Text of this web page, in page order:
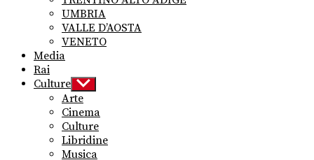
UMBRIA
VALLE D’AOSTA
VENETO
Media
Rai
Culture Show
sub
menu
Arte
Cinema
Culture
Libridine
Musica